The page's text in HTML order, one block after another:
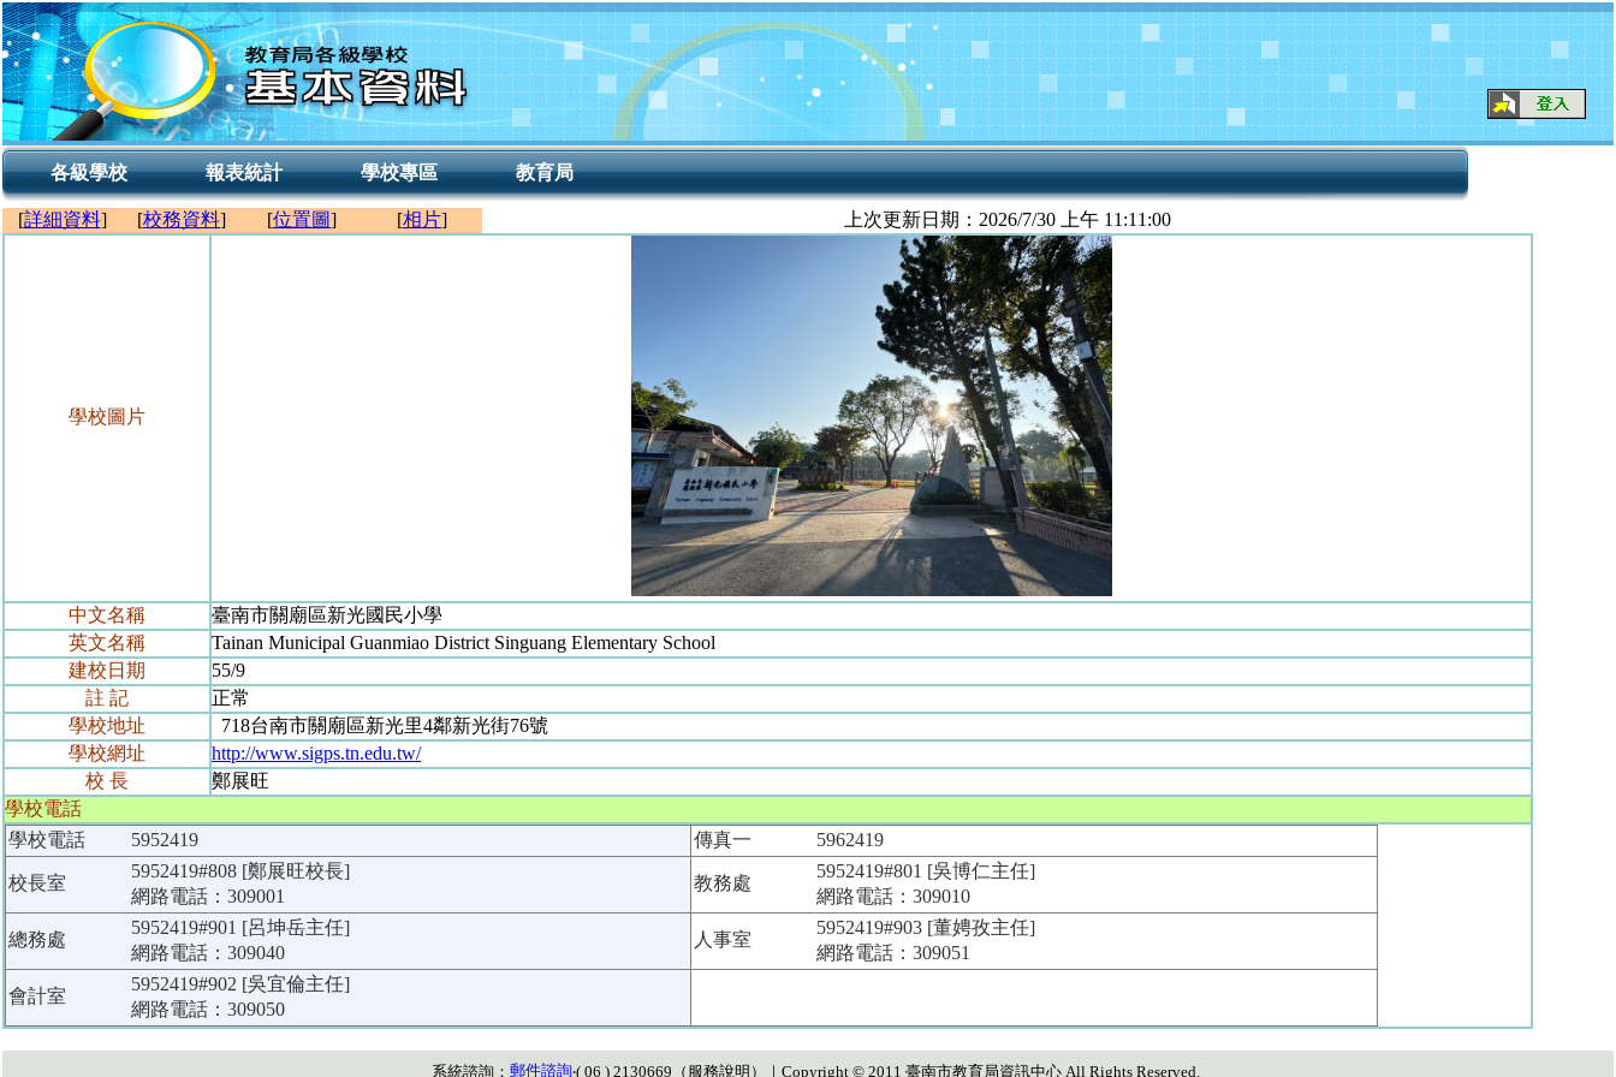
各級學校 報表統計 學校專區 教育局
[詳細資料] [校務資料] [位置圖] [相片] 上次更新日期： 2026/7/30 上午 11:11:00
學校圖片
中文名稱
臺南市關廟區新光國民小學
英文名稱
Tainan Municipal Guanmiao District Singuang Elementary School
建校日期
55/9
註 記
正常
學校地址
718台南市關廟區新光里4鄰新光街76號
學校網址
http://www.sigps.tn.edu.tw/
校 長
鄭展旺
學校電話
學校電話
5952419 傳真一 5962419
校長室
5952419#808 [鄭展旺校長]
網路電話：309001
教務處
5952419#801 [吳博仁主任]
網路電話：309010
總務處
5952419#901 [呂坤岳主任]
網路電話：309040
人事室
5952419#903 [董娉孜主任]
網路電話：309051
會計室
5952419#902 [吳宜倫主任]
網路電話：309050
系統諮詢： 郵件諮詢‧( 06 ) 2130669（ 服務說明 ） ｜Copyright © 2011 臺南市教育局資訊中心 All Rights Reserved.